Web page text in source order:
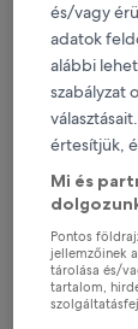
Nézd
aug. 14.
és/vagy
adatok
alábbi
szabályzat
értesítjük,
Mi és
Pontos
jellemzőinek
tárolása és/
tartalom,